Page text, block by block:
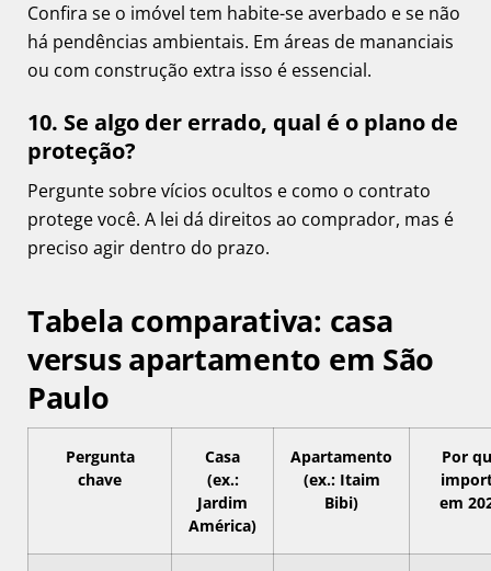
Confira se o imóvel tem habite-se averbado e se não
há pendências ambientais. Em áreas de mananciais
ou com construção extra isso é essencial.
10. Se algo der errado, qual é o plano de
proteção?
Pergunte sobre vícios ocultos e como o contrato
protege você. A lei dá direitos ao comprador, mas é
preciso agir dentro do prazo.
Tabela comparativa: casa
versus apartamento em São
Paulo
Pergunta
chave
Casa
(ex.:
Jardim
América)
Apartamento
(ex.: Itaim
Bibi)
Por
em